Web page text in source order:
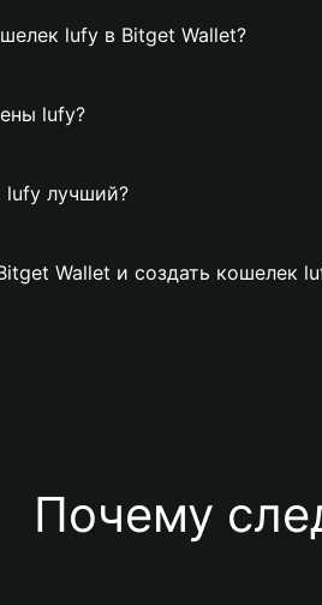
lufy в Bitget Wallet?
lufy?
lufy лучший?
Wallet и создать кошелек
Почему